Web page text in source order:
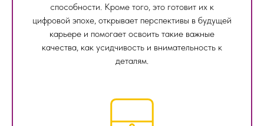
способности. Кроме того, это готовит их к
цифровой эпохе, открывает перспективы в будущей
карьере и помогает освоить такие важные
качества, как усидчивость и внимательность к
деталям.